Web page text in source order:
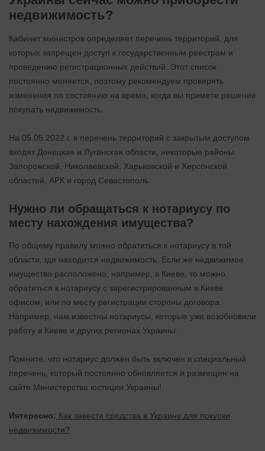
недвижимость?
Кабинет министров определяет перечень территорий, для
которых запрещен доступ к государственным реестрам и
проведению регистрационных действий. Этот список
постоянно меняется, поэтому рекомендуем проверять
изменения по состоянию на время, когда вы примете решение
покупать недвижимость.
На 05.05.2022 г. в перечень территорий с закрытым доступом
входят Донецкая и Луганская области, некоторые районы
Запорожской, Николаевской, Харьковской и Херсонской
областей, АРК и город Севастополь.
Нужно ли обращаться к нотариусу по
месту нахождения имущества?
По общему правилу можно обратиться к нотариусу в той
области, где находится недвижимость. Если же недвижимое
имущество расположено, например, в Киеве, то можно
обратиться к нотариусу с зарегистрированным в Киеве
офисом, или по месту регистрации стороны договора.
Например, нам известны нотариусы, которые уже возобновили
работу в Киеве и других регионах Украины.
Помните, что нотариус должен быть включен в специальный
перечень, который постоянно обновляется и размещен на
сайте Министерства юстиции Украины!
Интересно: Как завести средства в Украину для покупки
недвижимости?